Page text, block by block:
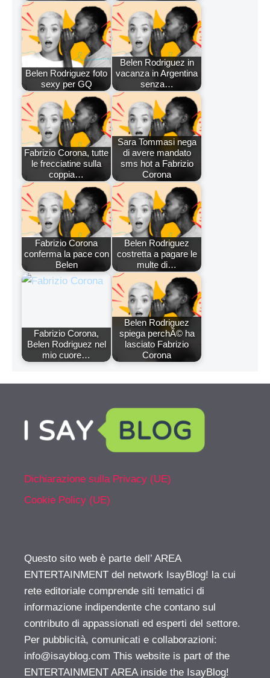
Belen Rodriguez foto
sexy per GQ
Belen Rodriguez in
vacanza in Argentina
senza…
Fabrizio Corona, tutte
le frecciatine sulla
coppia…
Sara Tommasi nega
di avere mandato
sms hot a Fabrizio
Corona
Fabrizio Corona
conferma la pace con
Belen
Belen Rodriguez
costretta a pagare le
multe di…
Fabrizio Corona,
Belen Rodriguez nel
mio cuore…
Belen Rodriguez
spiega perchÃ© ha
lasciato Fabrizio
Corona
Dichiarazione sulla Privacy (UE)
Cookie Policy (UE)
Questo sito web è parte dell’ AREA
ENTERTAINMENT del network IsayBlog! la cui
rete editoriale comprende siti tematici di
informazione indipendente che contano sul
contributo di appassionati ed esperti del settore.
Per pubblicità, comunicati e collaborazioni:
info@isayblog.com This website is part of the
ENTERTAINMENT AREA inside the IsayBlog!